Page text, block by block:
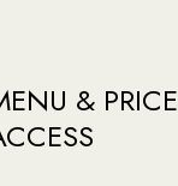
& PRICE